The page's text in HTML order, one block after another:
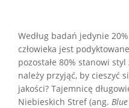
Według badań jedynie
człowieka jest
pozostałe 80% stanowi
należy przyjąć, by cieszyć
jakości? Tajemnicę
Niebieskich Stref (ang.